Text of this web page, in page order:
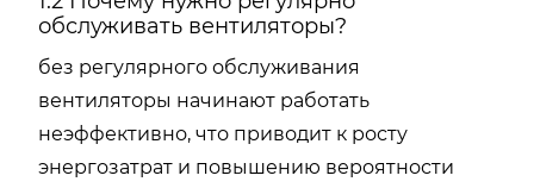
обслуживать вентиляторы?
без регулярного обслуживания
вентиляторы начинают работать
неэффективно, что приводит к росту
энергозатрат и повышению вероятности